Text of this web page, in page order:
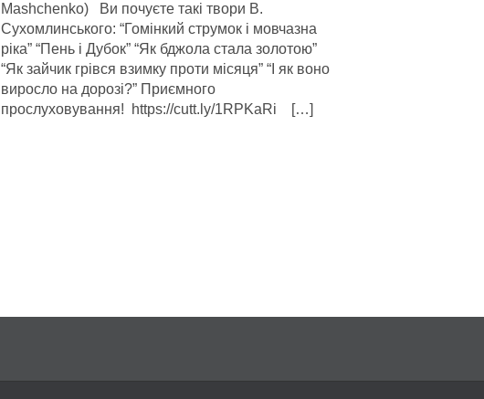
Mashchenko) Ви почуєте такі твори В.
Сухомлинського: “Гомінкий струмок і мовчазна
ріка” “Пень і Дубок” “Як бджола стала золотою”
“Як зайчик грівся взимку проти місяця” “І як воно
виросло на дорозі?” Приємного
прослуховування! https://cutt.ly/1RPKaRi […]